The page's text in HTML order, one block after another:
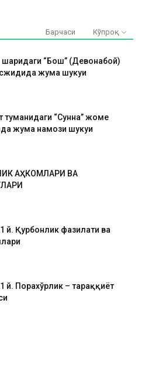
Барчаси Кўпроқ
“Бош” (Девонабой)
жума шукуҳи
туманидаги “Сунна” жоме
жума намози шукуҳи
АҲКОМЛАРИ ВА
й. Қурбонлик фазилати ва
й. Порахўрлик – тараққиёт